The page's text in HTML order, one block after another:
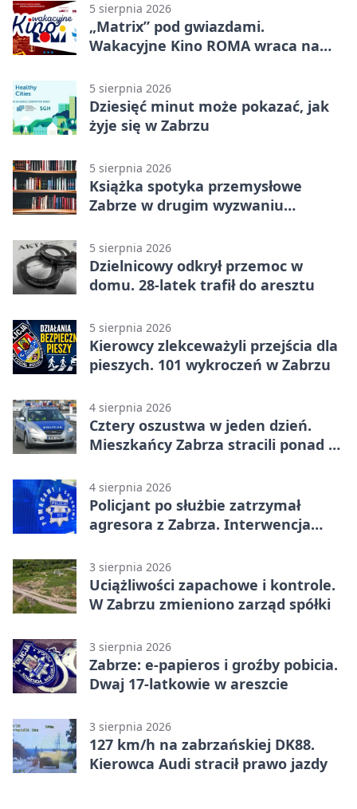
5 sierpnia 2026
„Matrix” pod gwiazdami.
Wakacyjne Kino ROMA wraca na
5 sierpnia 2026
Dziesięć minut może pokazać, jak
żyje się w Zabrzu
5 sierpnia 2026
Książka spotyka przemysłowe
Zabrze w drugim wyzwaniu
5 sierpnia 2026
Dzielnicowy odkrył przemoc w
domu. 28-latek trafił do aresztu
5 sierpnia 2026
Kierowcy zlekceważyli przejścia dla
pieszych. 101 wykroczeń w Zabrzu
4 sierpnia 2026
Cztery oszustwa w jeden dzień.
Mieszkańcy Zabrza stracili ponad 6
4 sierpnia 2026
Policjant po służbie zatrzymał
agresora z Zabrza. Interwencja
3 sierpnia 2026
Uciążliwości zapachowe i kontrole.
W Zabrzu zmieniono zarząd spółki
3 sierpnia 2026
Zabrze: e-papieros i groźby pobicia.
Dwaj 17-latkowie w areszcie
3 sierpnia 2026
127 km/h na zabrzańskiej DK88.
Kierowca Audi stracił prawo jazdy